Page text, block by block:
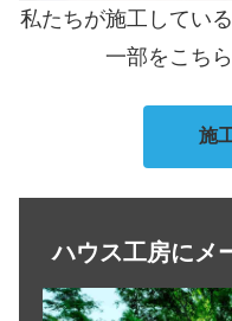
私たちが施工してい
一部をこち
施
ハウス工房にメ